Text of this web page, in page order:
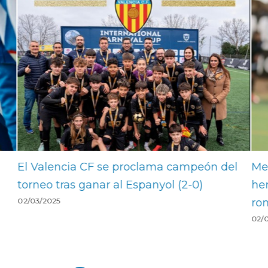
Met Borotau, técnico del Girona: «Nos
hemos ido haciendo grandes ronda tras
ronda»